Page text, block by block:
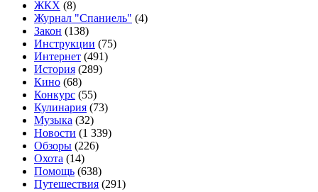
ЖКХ (8)
Журнал "Спаниель" (4)
Закон (138)
Инструкции (75)
Интернет (491)
История (289)
Кино (68)
Конкурс (55)
Кулинария (73)
Музыка (32)
Новости (1 339)
Обзоры (226)
Охота (14)
Помощь (638)
Путешествия (291)